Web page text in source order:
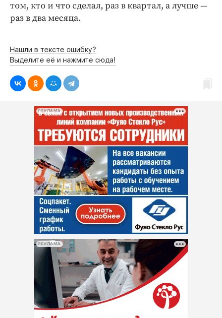
том, кто и что сделал, раз в квартал, а лучше —
раз в два месяца.
Нашли в тексте ошибку?
Выделите её и нажмите сюда!
РЕКЛАМА
РЕКЛАМА